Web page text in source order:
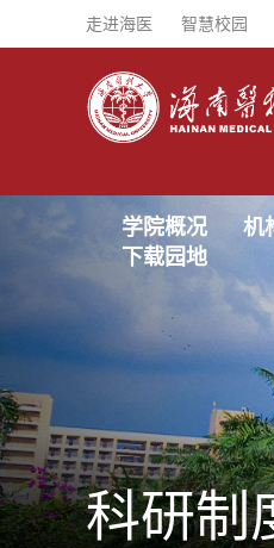
走进海医 智慧校园
学院概况 机
下载园地
科研制